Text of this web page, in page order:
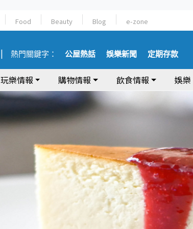
Food Beauty Blog e-zone
熱門關鍵字： 公屋熱話 娛樂新聞 定期存款
玩樂情報 購物情報 飲食情報 娛樂